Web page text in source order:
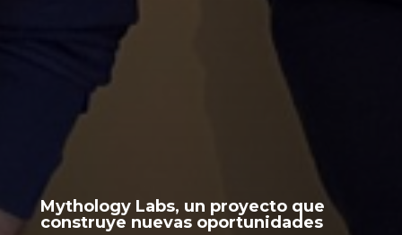
Mythology Labs, un proyecto que
construye nuevas oportunidades